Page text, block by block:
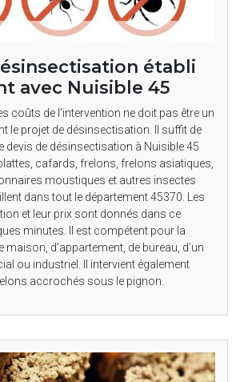
établi
avec Nuisible 45
coûts de l’intervention ne doit pas être un
le projet de désinsectisation. Il suffit de
devis de désinsectisation à Nuisible 45
cafards, frelons, frelons asiatiques,
moustiques et autres insectes
dans tout le département 45370. Les
et leur prix sont donnés dans ce
minutes. Il est compétent pour la
d’appartement, de bureau, d’un
ou industriel. Il intervient également
accrochés sous le pignon.